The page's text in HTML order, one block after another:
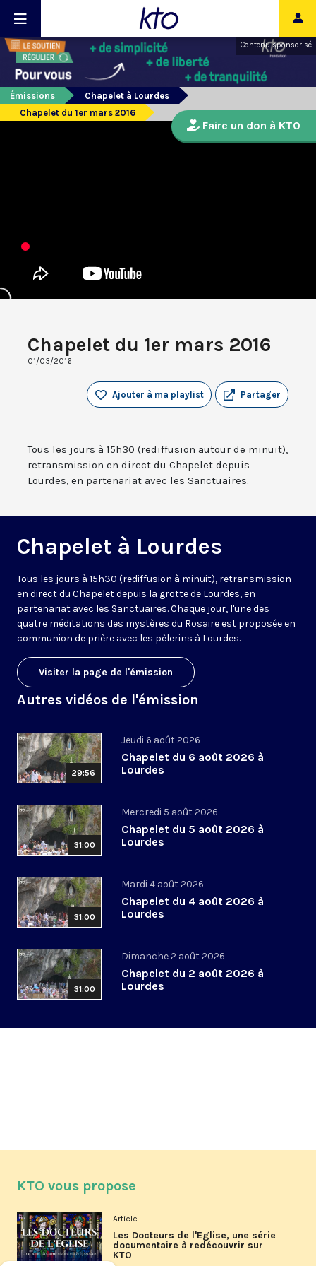
Contenu sponsorisé
Émissions
Chapelet à Lourdes
Chapelet du 1er mars 2016
Chapelet du 1er mars 2016
01/03/2016
Partager
Ajouter à ma playlist
Tous les jours à 15h30 (rediffusion autour de minuit),
retransmission en direct du Chapelet depuis
Lourdes, en partenariat avec les Sanctuaires.
Chapelet à Lourdes
Tous les jours à 15h30 (rediffusion à minuit), retransmission
en direct du Chapelet depuis la grotte de Lourdes, en
partenariat avec les Sanctuaires. Chaque jour, l'une des
quatre méditations des mystères du Rosaire est proposée en
communion de prière avec les pèlerins à Lourdes.
Visiter la page de l'émission
Autres vidéos de l'émission
29:56
Jeudi 6 août 2026
Chapelet du 6 août 2026 à
Lourdes
31:00
Mercredi 5 août 2026
Chapelet du 5 août 2026 à
Lourdes
31:00
Mardi 4 août 2026
Chapelet du 4 août 2026 à
Lourdes
31:00
Dimanche 2 août 2026
Chapelet du 2 août 2026 à
Lourdes
Faire un don à KTO
KTO vous propose
Article
Les Docteurs de l'Église, une série
documentaire à redécouvrir sur
KTO